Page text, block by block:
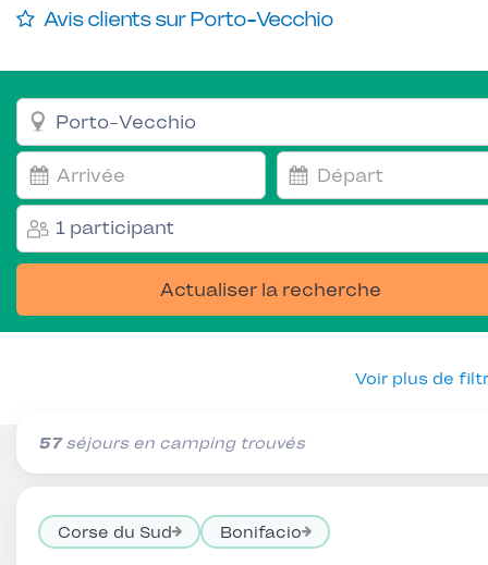
Avis clients sur Porto-Vecchio
1 participant
Actualiser la recherche
Voir plus de
57séjours en camping trouvés
Corse du Sud Bonifacio